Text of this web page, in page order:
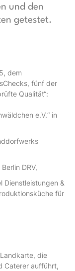
und den
getestet.
dem
fünf der
Qualität“:
e.V.“ in
DRV,
Dienstleistungen &
für
die
Caterer aufführt,